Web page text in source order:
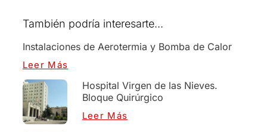
También podría interesarte...
Instalaciones de Aerotermia y Bomba de Calor
Leer Más
Hospital Virgen de las Nieves.
Bloque Quirúrgico
Leer Más